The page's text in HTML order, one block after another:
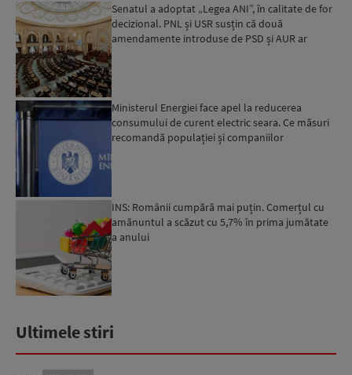
Senatul a adoptat „Legea ANI”, în calitate de for
decizional. PNL și USR susțin că două
amendamente introduse de PSD și AUR ar
Ministerul Energiei face apel la reducerea
consumului de curent electric seara. Ce măsuri
recomandă populației și companiilor
INS: Românii cumpără mai puțin. Comerțul cu
amănuntul a scăzut cu 5,7% în prima jumătate
a anului
Ultimele stiri